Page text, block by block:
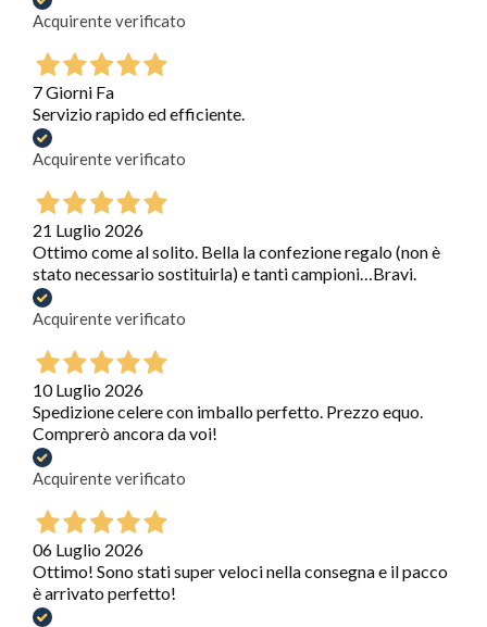
Acquirente verificato
7 Giorni Fa
Servizio rapido ed efficiente.
Acquirente verificato
21 Luglio 2026
Ottimo come al solito. Bella la confezione regalo (non è
stato necessario sostituirla) e tanti campioni…Bravi.
Acquirente verificato
10 Luglio 2026
Spedizione celere con imballo perfetto. Prezzo equo.
Comprerò ancora da voi!
Acquirente verificato
06 Luglio 2026
Ottimo! Sono stati super veloci nella consegna e il pacco
è arrivato perfetto!